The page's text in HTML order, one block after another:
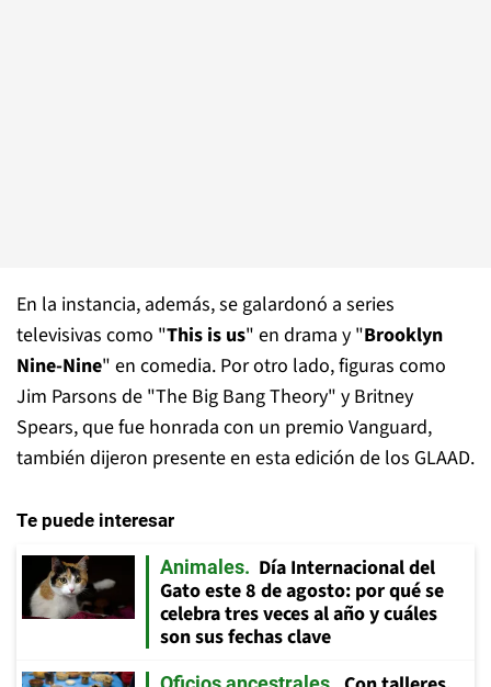
En la instancia, además, se galardonó a series
televisivas como "This is us" en drama y "Brooklyn
Nine-Nine" en comedia. Por otro lado, figuras como
Jim Parsons de "The Big Bang Theory" y Britney
Spears, que fue honrada con un premio Vanguard,
también dijeron presente en esta edición de los GLAAD.
Te puede interesar
Animales
Día Internacional del
Gato este 8 de agosto: por qué se
celebra tres veces al año y cuáles
son sus fechas clave